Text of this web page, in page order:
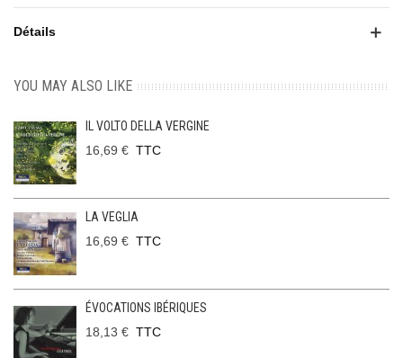
Détails
YOU MAY ALSO LIKE
IL VOLTO DELLA VERGINE
16,69 € TTC
LA VEGLIA
16,69 € TTC
ÉVOCATIONS IBÉRIQUES
18,13 € TTC